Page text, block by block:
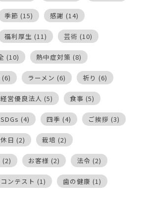
季節 (15) 感謝 (14)
福利厚生 (11) 芸術 (10)
(10) 熱中症対策 (8)
(6) ラーメン (6) 祈り (6)
営優良法人 (5) 食事 (5)
SDGs (4) 四季 (4) ご挨拶 (3)
休日 (2) 栽培 (2)
(2) お客様 (2) 法令 (2)
コンテスト (1) 歯の健康 (1)